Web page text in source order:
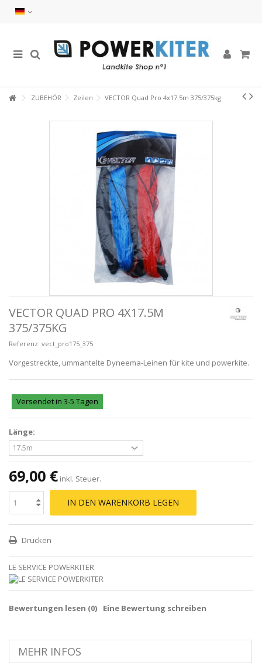
ZUBEHÖR Zeilen VECTOR Quad Pro 4x17.5m 375/375kg
VECTOR QUAD PRO 4X17.5M
375/375KG
Referenz: vect_pro175_375
Vorgestreckte, ummantelte Dyneema-Leinen für kite und powerkite.
Versendet in 3-5 Tagen
Länge:
69,00 € inkl. Steuer.
IN DEN WARENKORB LEGEN
Drucken
LE SERVICE POWERKITER
Bewertungen lesen (0) Eine Bewertung schreiben
MEHR INFOS